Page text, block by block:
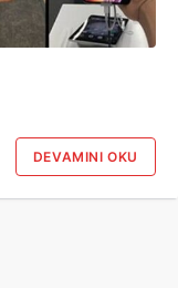
DEVAMINI OKU